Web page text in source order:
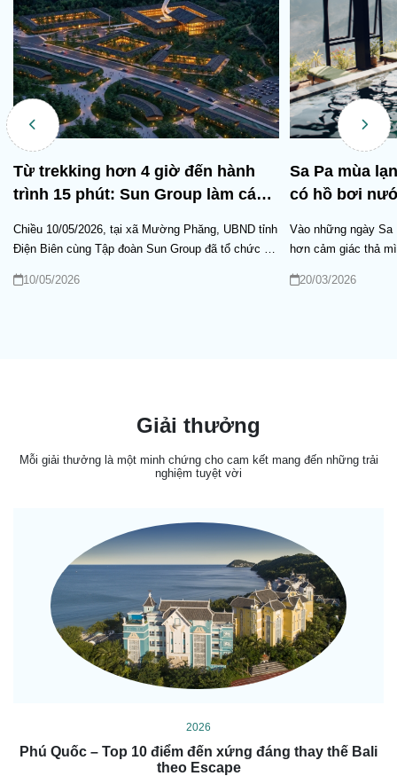
Từ trekking hơn 4 giờ đến hành
trình 15 phút: Sun Group làm cáp
Chiều 10/05/2026, tại xã Mường Phăng, UBND tỉnh
Điện Biên cùng Tập đoàn Sun Group đã tổ chức Lễ
lịch sử Điện Biên Phủ. Sự kiện nằm trong chuỗi
10/05/2026
Sa Pa mùa
có hồ bơi
Vào những ngày
hơn cảm giác thả
có hồ bơi nước
20/03/2026
Giải thưởng
Mỗi giải thưởng là một minh chứng cho cam kết mang đến những trải
nghiệm tuyệt vời
2026
Phú Quốc – Top 10 điểm đến xứng đáng thay thế Bali
theo Escape